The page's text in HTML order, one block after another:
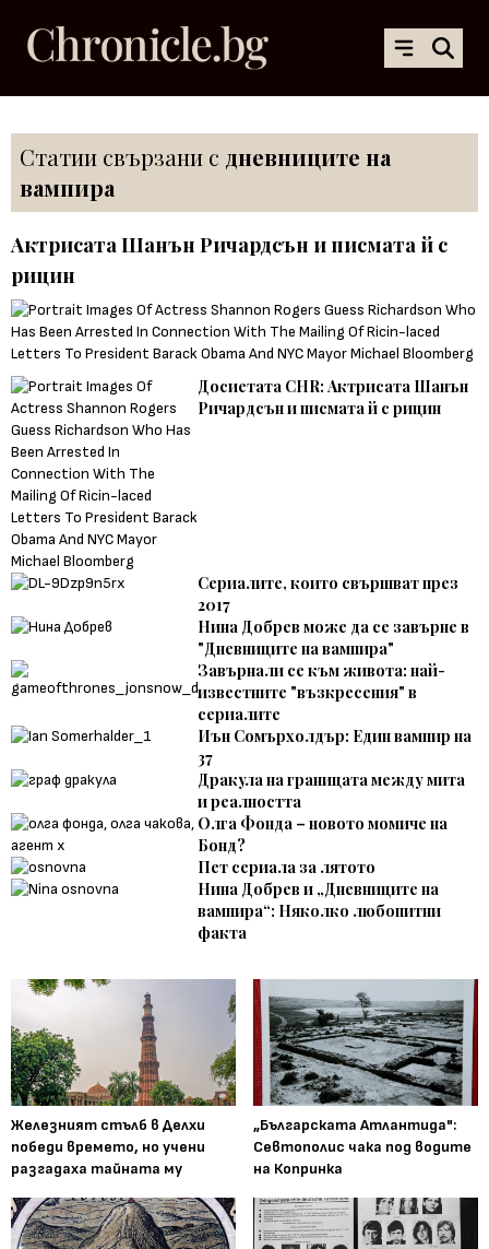
Статии свързани с дневниците на
вампира
Актрисата Шанън Ричардсън и писмата й с
рицин
Досиетата CHR: Актрисата Шанън
Ричардсън и писмата й с рицин
Сериалите, които свършват през
2017
Нина Добрев може да се завърне в
"Дневниците на вампира"
Завърнали се към живота: най-
известните "възкресения" в
сериалите
Иън Сомърхолдър: Един вампир на
37
Дракула на границата между мита
и реалността
Олга Фонда – новото момиче на
Бонд?
Пет сериала за лятото
Нина Добрев и „Дневниците на
вампира“: Няколко любопитни
факта
Железният стълб в Делхи
победи времето, но учени
разгадаха тайната му
„Българската Атлантида":
Севтополис чака под водите
на Копринка